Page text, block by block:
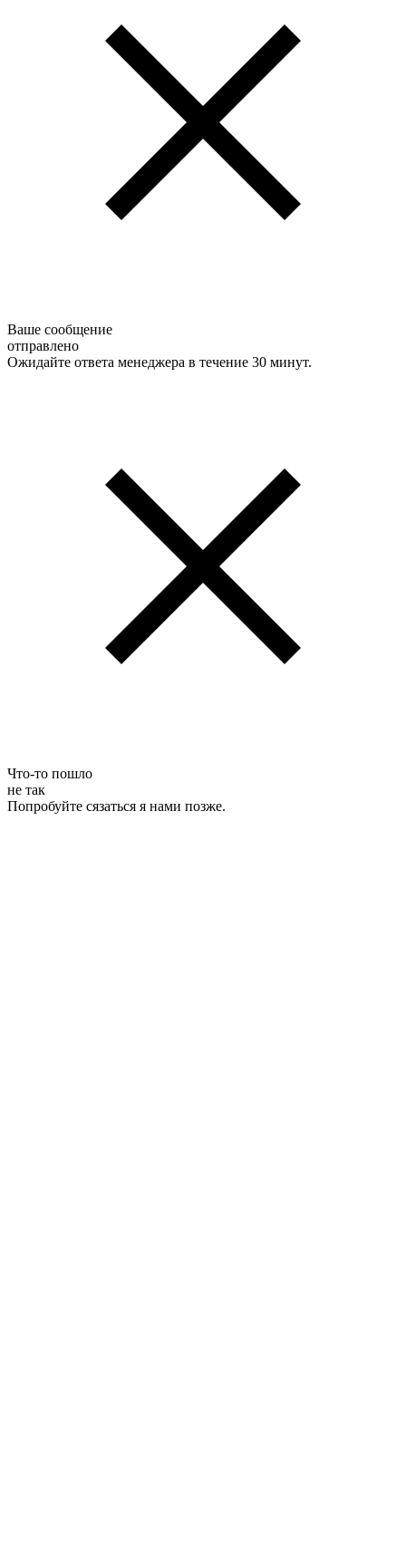
Ваше сообщение
отправлено
Ожидайте ответа менеджера в течение 30 минут.
Что-то пошло
не так
Попробуйте сязаться я нами позже.